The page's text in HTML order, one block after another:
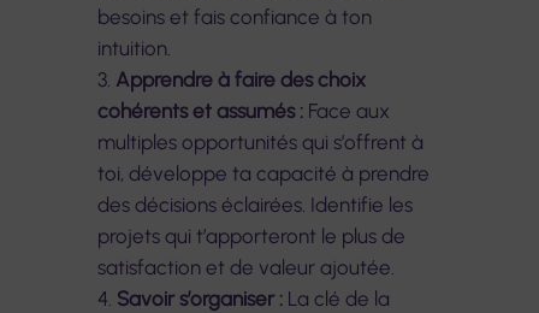
besoins et fais confiance à ton
intuition.
Apprendre à faire des choix
cohérents et assumés :Face aux
multiples opportunités qui s’offrent à
toi, développe ta capacité à prendre
des décisions éclairées. Identifie les
projets qui t’apporteront le plus de
satisfaction et de valeur ajoutée.
Savoir s’organiser :La clé de la